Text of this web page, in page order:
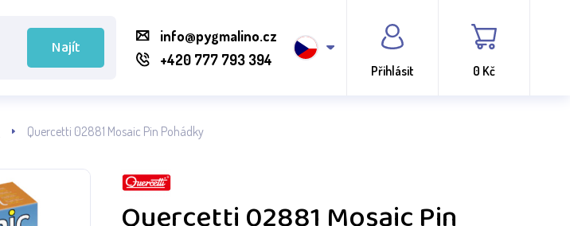
Najít
info@pygmalino.cz
+420 777 793 394
Přihlásit 0 Kč
Quercetti 02881 Mosaic Pin Pohádky